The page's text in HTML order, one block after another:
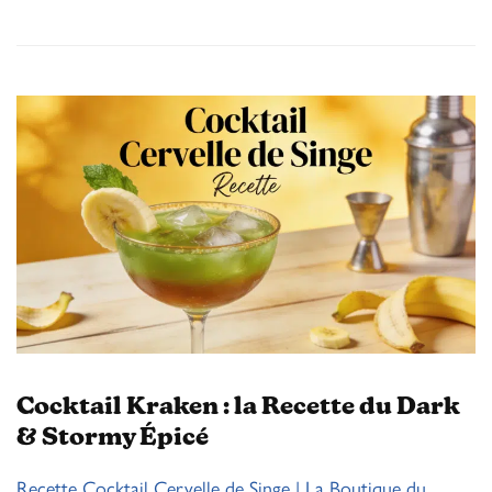
Cocktail Kraken : la Recette du Dark
& Stormy Épicé